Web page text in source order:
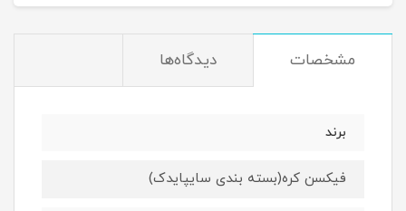
مشخصات دیدگاه‌ها
برند
فیکسن کره(بسته بندی سایپایدک)